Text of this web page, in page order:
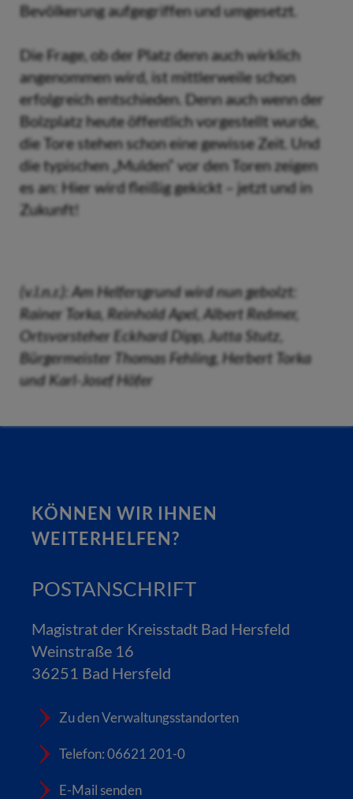
Bevölkerung aufgegriffen und umgesetzt.
Die Frage, ob der Platz denn auch wirklich
angenommen wird, ist mittlerweile schon
erfolgreich entschieden. Denn auch wenn der
Bolzplatz heute öffentlich vorgestellt wurde,
die Tore stehen schon eine gewisse Zeit. Und
die typischen „Mulden“ vor den Toren zeigen
es an: Hier wird fleißig gekickt – jetzt und in
Zukunft!
(v.l.n.r.): Am Helfersgrund wird nun gebolzt:
Rainer Torka, Reinhold Apel, Albert Redmer,
Ortsvorsteher Eckhard Dipp, Jutta Stutz,
Bürgermeister Thomas Fehling, Herbert Torka
und Karl-Josef Höfer
KÖNNEN WIR IHNEN
WEITERHELFEN?
POSTANSCHRIFT
Magistrat der Kreisstadt Bad Hersfeld
Weinstraße 16
36251 Bad Hersfeld
Zu den Verwaltungsstandorten
Telefon: 06621 201-0
E-Mail senden